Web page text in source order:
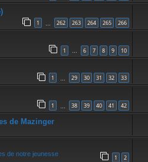
1 262 263 264 265 266
1 … 6 7 8 9 10
1 29 30 31 32 33
1 38 39 40 41 42
de Mazinger
de notre jeunesse 1 2